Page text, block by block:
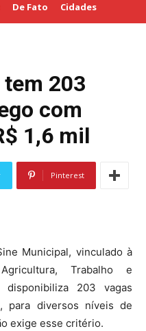
De Fato Cidades
203
com
1,6 mil
Pinterest
Municipal, vinculado à
Trabalho e
disponibiliza 203 vagas
para diversos níveis de
exige esse critério.